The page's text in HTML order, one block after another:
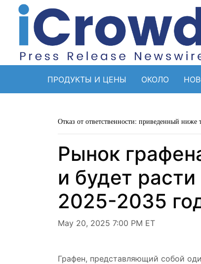
ПРОДУКТЫ И ЦЕНЫ ОКОЛО
Отказ от ответственности: приведенный ниже
Рынок
и будет
2025-2035
May 20, 2025 7:00 PM ET
Графен, представляющий собой